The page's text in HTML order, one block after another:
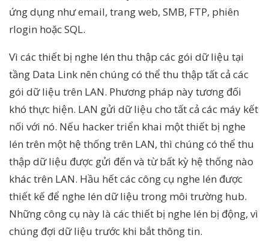
ứng dụng như email, trang web, SMB, FTP, phiên
rlogin hoặc SQL.
Vì các thiết bị nghe lén thu thập các gói dữ liệu tại
tầng Data Link nên chúng có thể thu thập tất cả các
gói dữ liệu trên LAN. Phương pháp này tương đối
khó thực hiện. LAN gửi dữ liệu cho tất cả các máy kết
nối với nó. Nếu hacker triển khai một thiết bị nghe
lén trên một hệ thống trên LAN, thì chúng có thể thu
thập dữ liệu được gửi đến và từ bất kỳ hệ thống nào
khác trên LAN. Hầu hết các công cụ nghe lén được
thiết kế để nghe lén dữ liệu trong môi trường hub.
Những công cụ này là các thiết bị nghe lén bị động, vì
chúng đợi dữ liệu trước khi bắt thông tin.